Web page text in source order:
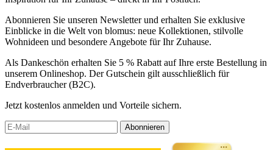
Abonnieren Sie unseren Newsletter und erhalten Sie exklusive
Einblicke in die Welt von blomus: neue Kollektionen, stilvolle
Wohnideen und besondere Angebote für Ihr Zuhause.
Als Dankeschön erhalten Sie 5 % Rabatt auf Ihre erste Bestellung in
unserem Onlineshop. Der Gutschein gilt ausschließlich für
Endverbraucher (B2C).
Jetzt kostenlos anmelden und Vorteile sichern.
Abonnieren